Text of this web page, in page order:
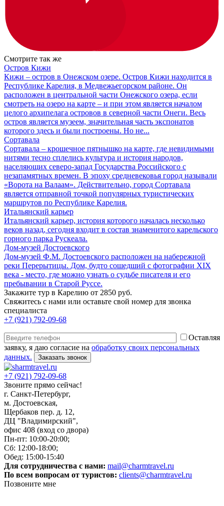
Смотрите так же
Остров Кижи
Кижи – остров в Онежском озере. Остров Кижи находится в
Республике Карелия, в Медвежьегорском районе. Он
расположен в центральной части Онежского озера, если
смотреть на озеро на карте – и при этом является началом
целого архипелага островов в северной части Онеги. Весь
остров является музеем, значительная часть экспонатов
которого здесь и были построены. Но не...
Сортавала
Сортавала – крошечное пятнышко на карте, где невидимыми
нитями тесно сплелись культура и история народов,
населяющих северо-запад Государства Российского с
незапамятных времен. В эпоху средневековья город называли
«Ворота на Валаам». Действительно, город Сортавала
является отправной точкой популярных туристических
маршрутов по Республике Карелия.
Итальянский карьер
Итальянский карьер, история которого началась несколько
веков назад, сегодня входит в состав знаменитого карельского
горного парка Рускеала.
Дом-музей Достоевского
Дом-музей Ф.М. Достоевского расположен на набережной
реки Перерытицы. Дом, будто сошедший с фотографии XIX
века - место, где можно узнать о судьбе писателя и его
пребывании в Старой Руссе.
Закажите тур в Карелию от 2850 руб.
Свяжитесь с нами или оставьте свой номер для звонка
специалиста
+7 (921) 792-09-68
Оставляя
заявку, я даю согласие на обработку своих персональных
данных.
+7 (921) 792-09-68
Звоните прямо сейчас!
г. Санкт-Петербург,
м. Достоевская,
Щербаков пер. д. 12,
ДЦ "Владимирский",
офис 408 (вход со двора)
Пн-пт: 10:00-20:00;
Сб: 12:00-18:00;
Обед: 15:00-15:40
Для сотрудничества с нами: mail@charmtravel.ru
По всем вопросам от туристов: clients@charmtravel.ru
Позвоните мне